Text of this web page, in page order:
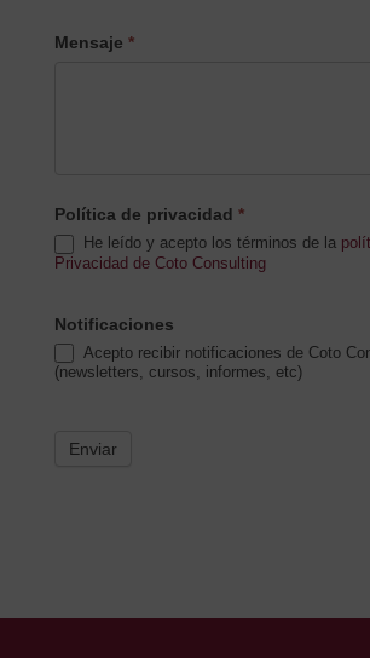
Mensaje *
Política de privacidad *
He leído y acepto los términos de la
Privacidad de Coto Consulting
Notificaciones
Acepto recibir notificaciones de Coto
(newsletters, cursos, informes, etc)
Enviar